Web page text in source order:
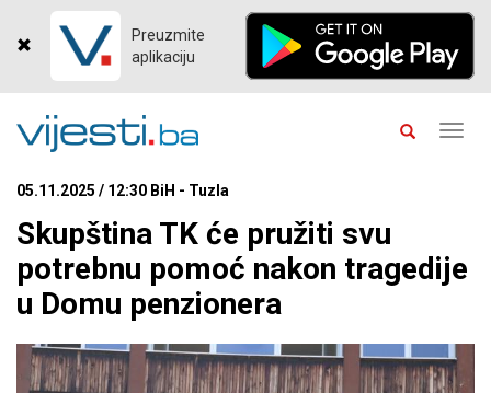
Preuzmite
aplikaciju
05.11.2025 / 12:30 BiH - Tuzla
Skupština TK će pružiti svu
potrebnu pomoć nakon tragedije
u Domu penzionera